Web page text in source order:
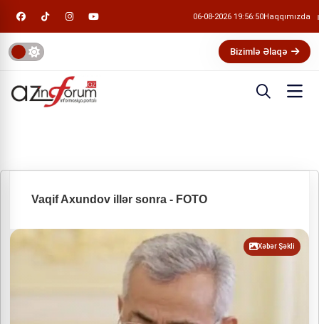
06-08-2026 19:56:51Haqqımızda
Bizimlə Əlaqə
Vaqif Axundov illər sonra - FOTO
Xəbər Şəkli